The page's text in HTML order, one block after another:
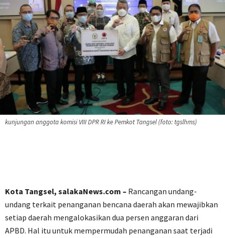
kunjungan anggota komisi VIII DPR RI ke Pemkot Tangsel (foto: tgslhms)
Kota Tangsel, salakaNews.com – Rancangan undang-
undang terkait penanganan bencana daerah akan mewajibkan
setiap daerah mengalokasikan dua persen anggaran dari
APBD. Hal itu untuk mempermudah penanganan saat terjadi